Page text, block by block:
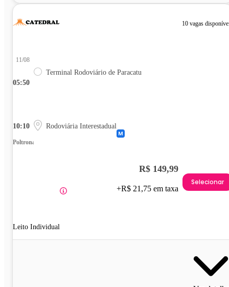
10 vagas
05:50
11/08
Terminal Rodoviário de Paracatu
10:10 Rodoviária Interestadual
Poltrona
Leito Individual
R$ 149,99
+R$ 21,75 em taxa
Selecionar